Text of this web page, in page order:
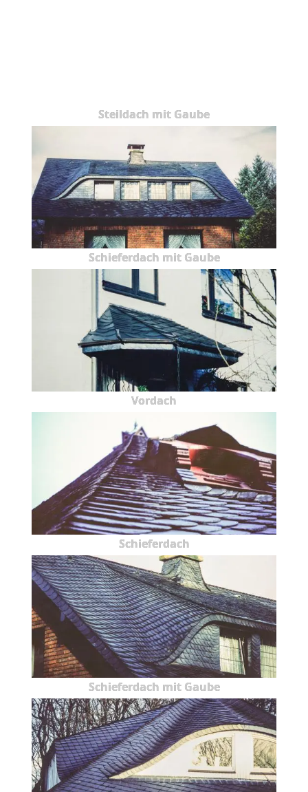
Steildach mit Gaube
Schieferdach mit Gaube
Vordach
Schieferdach
Schieferdach mit Gaube